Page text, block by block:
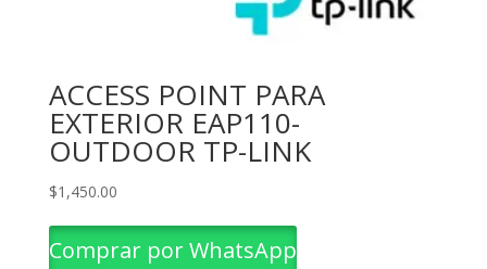
ACCESS POINT PARA
EXTERIOR EAP110-
OUTDOOR TP-LINK
$1,450.00
Comprar por WhatsApp